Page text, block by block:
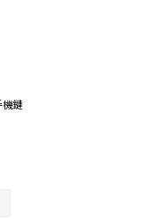
機鏈